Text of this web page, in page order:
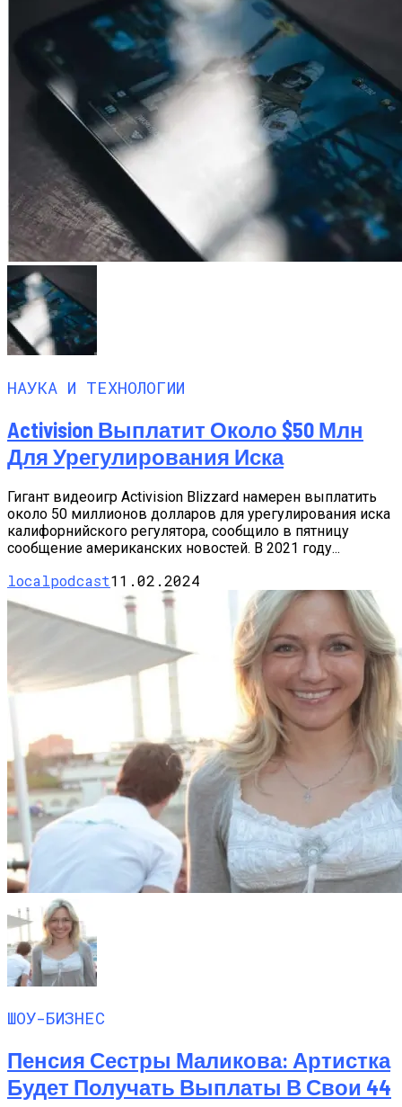
НАУКА И ТЕХНОЛОГИИ
Activision Выплатит Около $50 Млн
Для Урегулирования Иска
Гигант видеоигр Activision Blizzard намерен выплатить
около 50 миллионов долларов для урегулирования иска
калифорнийского регулятора, сообщило в пятницу
сообщение американских новостей. В 2021 году...
localpodcast11.02.2024
ШОУ-БИЗНЕС
Пенсия Сестры Маликова: Артистка
Будет Получать Выплаты В Свои 44